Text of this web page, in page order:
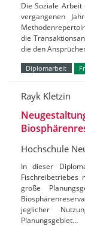
Die Soziale
vergangenen
die
die den
Diplomarbeit
Rayk Kletzin
Hochschule
In dieser
Fischreibetriebes
große
jeglicher
Planungsgebiet…